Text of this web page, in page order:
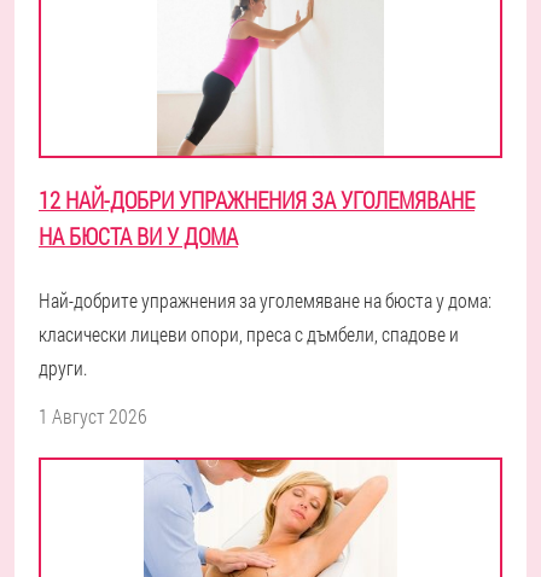
12 НАЙ-ДОБРИ УПРАЖНЕНИЯ ЗА УГОЛЕМЯВАНЕ
НА БЮСТА ВИ У ДОМА
Най-добрите упражнения за уголемяване на бюста у дома:
класически лицеви опори, преса с дъмбели, спадове и
други.
1 Август 2026